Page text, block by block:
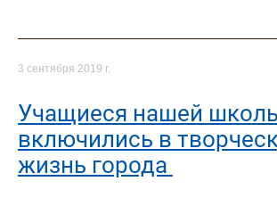
3 сентября 2019 г.
Учащиеся нашей
включились в
жизнь города